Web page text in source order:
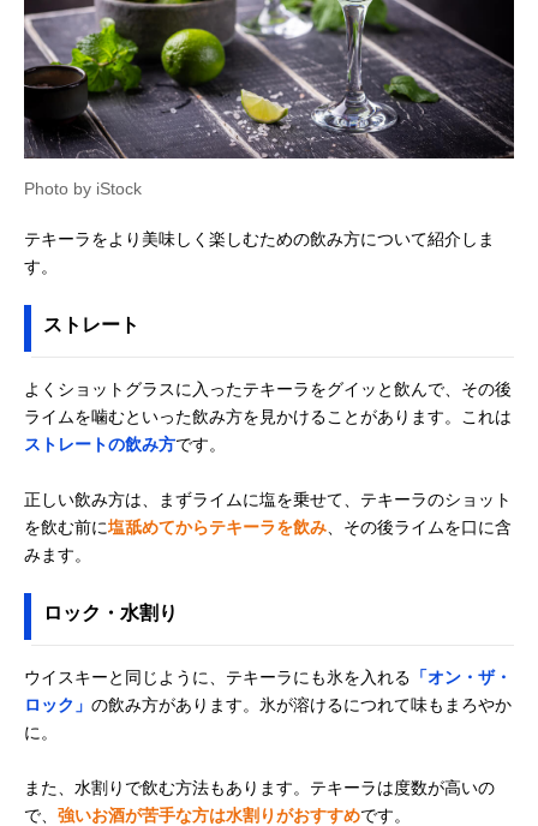
Photo by iStock
テキーラをより美味しく楽しむための飲み方について紹介しま
す。
ストレート
よくショットグラスに入ったテキーラをグイッと飲んで、その後
ライムを噛むといった飲み方を見かけることがあります。これは
ストレートの飲み方です。
正しい飲み方は、まずライムに塩を乗せて、テキーラのショット
を飲む前に塩舐めてからテキーラを飲み 、その後ライムを口に含
みます。
ロック・水割り
ウイスキーと同じように、テキーラにも氷を入れる 「オン・ザ・
ロック」 の飲み方があります。氷が溶けるにつれて味もまろやか
に。
また、水割りで飲む方法もあります。テキーラは度数が高いの
で、 強いお酒が苦手な方は水割りがおすすめです。